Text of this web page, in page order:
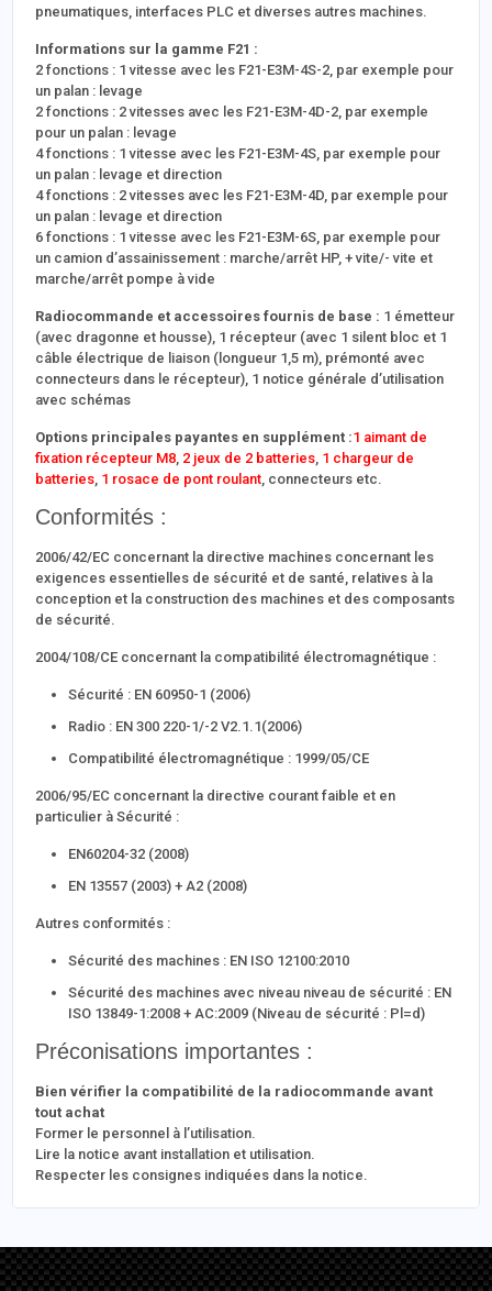
pneumatiques, interfaces PLC et diverses autres machines.
Informations sur la gamme F21 :
2 fonctions : 1 vitesse avec les F21-E3M-4S-2, par exemple pour
un palan : levage
2 fonctions : 2 vitesses avec les F21-E3M-4D-2, par exemple
pour un palan : levage
4 fonctions : 1 vitesse avec les F21-E3M-4S, par exemple pour
un palan : levage et direction
4 fonctions : 2 vitesses avec les F21-E3M-4D, par exemple pour
un palan : levage et direction
6 fonctions : 1 vitesse avec les F21-E3M-6S, par exemple pour
un camion d’assainissement : marche/arrêt HP, + vite/- vite et
marche/arrêt pompe à vide
Radiocommande et accessoires fournis de base : 1 émetteur
(avec dragonne et housse), 1 récepteur (avec 1 silent bloc et 1
câble électrique de liaison (longueur 1,5 m), prémonté avec
connecteurs dans le récepteur), 1 notice générale d’utilisation
avec schémas
Options principales payantes en supplément :1 aimant de
fixation récepteur M8 2 jeux de 2 batteries 1 chargeur de
batteries 1 rosace de pont roulant , connecteurs etc.
Conformités :
2006/42/EC concernant la directive machines concernant les
exigences essentielles de sécurité et de santé, relatives à la
conception et la construction des machines et des composants
de sécurité.
2004/108/CE concernant la compatibilité électromagnétique :
Sécurité : EN 60950-1 (2006)
Radio : EN 300 220-1/-2 V2.1.1(2006)
Compatibilité électromagnétique : 1999/05/CE
2006/95/EC concernant la directive courant faible et en
particulier à Sécurité :
EN60204-32 (2008)
EN 13557 (2003) + A2 (2008)
Autres conformités :
Sécurité des machines : EN ISO 12100:2010
Sécurité des machines avec niveau niveau de sécurité : EN
ISO 13849-1:2008 + AC:2009 (Niveau de sécurité : Pl=d)
Préconisations importantes :
Bien vérifier la compatibilité de la radiocommande avant
tout achat
Former le personnel à l’utilisation.
Lire la notice avant installation et utilisation.
Respecter les consignes indiquées dans la notice.